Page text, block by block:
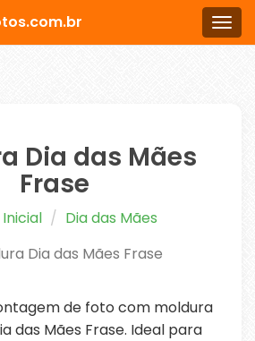
Menu
Dia das Mães
Frase
Dia das Mães
Dia das Mães Frase
de foto com moldura
das Mães Frase. Ideal para